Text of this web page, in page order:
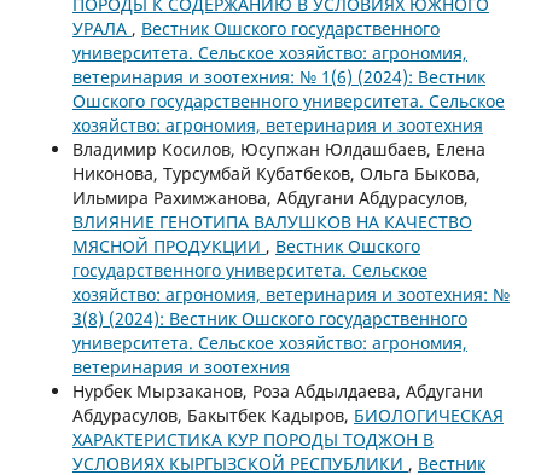
УРАЛА , Вестник Ошского государственного
университета. Сельское хозяйство: агрономия,
ветеринария и зоотехния: № 1(6) (2024): Вестник
Ошского государственного университета. Сельское
хозяйство: агрономия, ветеринария и зоотехния
Владимир Косилов, Юсупжан Юлдашбаев, Елена
Никонова, Турсумбай Кубатбеков, Ольга Быкова,
Ильмира Рахимжанова, Абдугани Абдурасулов,
ВЛИЯНИЕ ГЕНОТИПА ВАЛУШКОВ НА КАЧЕСТВО
МЯСНОЙ ПРОДУКЦИИ , Вестник Ошского
государственного университета. Сельское
хозяйство: агрономия, ветеринария и зоотехния: №
3(8) (2024): Вестник Ошского государственного
университета. Сельское хозяйство: агрономия,
ветеринария и зоотехния
Нурбек Мырзаканов, Роза Абдылдаева, Абдугани
Абдурасулов, Бакытбек Кадыров, БИОЛОГИЧЕСКАЯ
ХАРАКТЕРИСТИКА КУР ПОРОДЫ ТОДЖОН В
УСЛОВИЯХ КЫРГЫЗСКОЙ РЕСПУБЛИКИ , Вестник